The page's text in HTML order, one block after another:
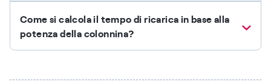
Come si calcola il tempo di ricarica in base alla
potenza della colonnina?